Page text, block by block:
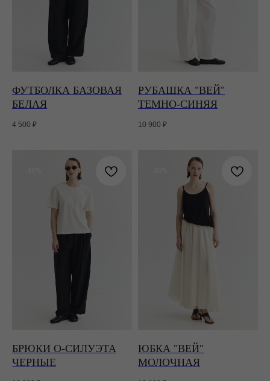
ФУТБОЛКА БАЗОВАЯ
БЕЛАЯ
4 500 ₽
РУБАШКА "ВЕЙ"
ТЕМНО-СИНЯЯ
10 900 ₽
БРЮКИ О-СИЛУЭТА
ЧЕРНЫЕ
ЮБКА "ВЕЙ"
МОЛОЧНАЯ